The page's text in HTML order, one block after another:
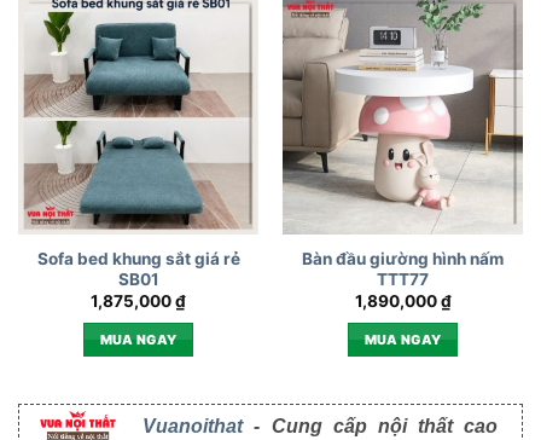
Sofa bed khung sắt giá rẻ
SB01
1,875,000₫
MUA NGAY
Bàn đầu giường hình nấm
TTT77
1,890,000₫
MUA NGAY
Vuanoithat- Cung cấp nội thất cao